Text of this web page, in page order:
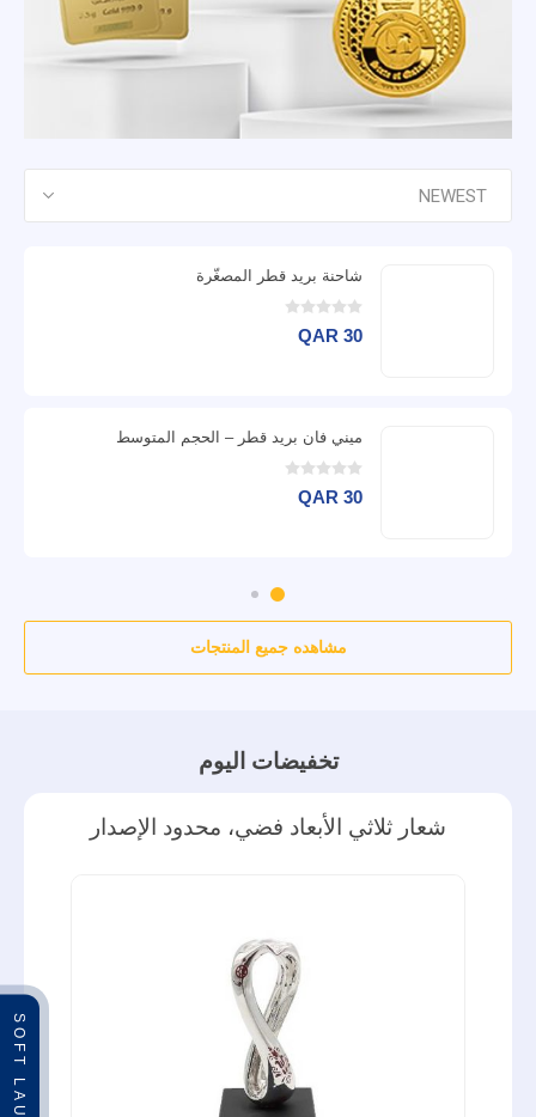
شاحنة بريد قطر المصغّرة
QAR 30
ميني فان بريد قطر – الحجم المتوسط
QAR 30
مشاهده جميع المنتجات
تخفيضات اليوم
شعار ثلاثي الأبعاد فضي، محدود الإصدار